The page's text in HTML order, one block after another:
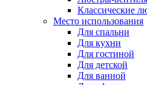
Классические
Место использования
Для спальни
Для кухни
Для гостиной
Для детской
Для ванной